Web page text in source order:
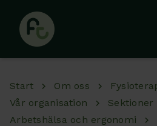
Start Om oss
Vår organisation
Sektioner
Arbetshälsa och ergonomi